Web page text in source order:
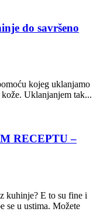
do savršeno
kojeg uklanjamo
Uklanjanjem tak...
RECEPTU –
kuhinje? E to su fine i
se u ustima. Možete